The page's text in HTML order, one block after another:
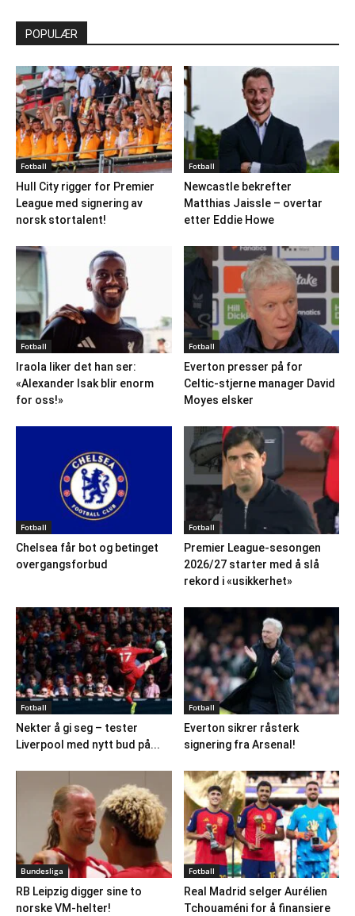
POPULÆR
Fotball
Hull City rigger for Premier
League med signering av
norsk stortalent!
Fotball
Newcastle bekrefter
Matthias Jaissle – overtar
etter Eddie Howe
Fotball
Iraola liker det han ser:
«Alexander Isak blir enorm
for oss!»
Fotball
Everton presser på for
Celtic-stjerne manager David
Moyes elsker
Fotball
Chelsea får bot og betinget
overgangsforbud
Fotball
Premier League-sesongen
2026/27 starter med å slå
rekord i «usikkerhet»
Fotball
Nekter å gi seg – tester
Liverpool med nytt bud på...
Fotball
Everton sikrer råsterk
signering fra Arsenal!
Bundesliga
RB Leipzig digger sine to
norske VM-helter!
Fotball
Real Madrid selger Aurélien
Tchouaméni for å finansiere